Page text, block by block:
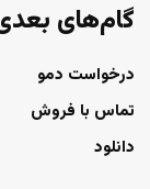
گام‌های
درخواست دمو
تماس با فروش
دانلود